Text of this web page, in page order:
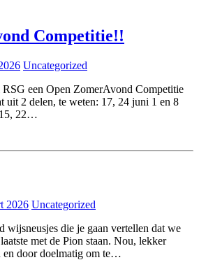
Competitie!!
Uncategorized
RSG een Open ZomerAvond Competitie
uit 2 delen, te weten: 17, 24 juni 1 en 8
22…
2026 Uncategorized
die je gaan vertellen dat we
met de Pion staan. Nou, lekker
en door doelmatig om te…